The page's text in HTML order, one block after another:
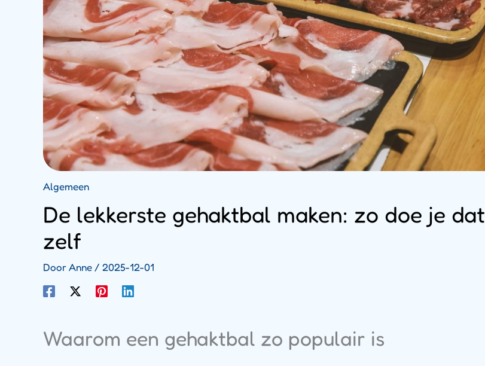
Algemeen
De lekkerste gehaktbal maken: zo doe je dat
zelf
DoorAnne/ 2025-12-01
Waarom een gehaktbal zo populair is